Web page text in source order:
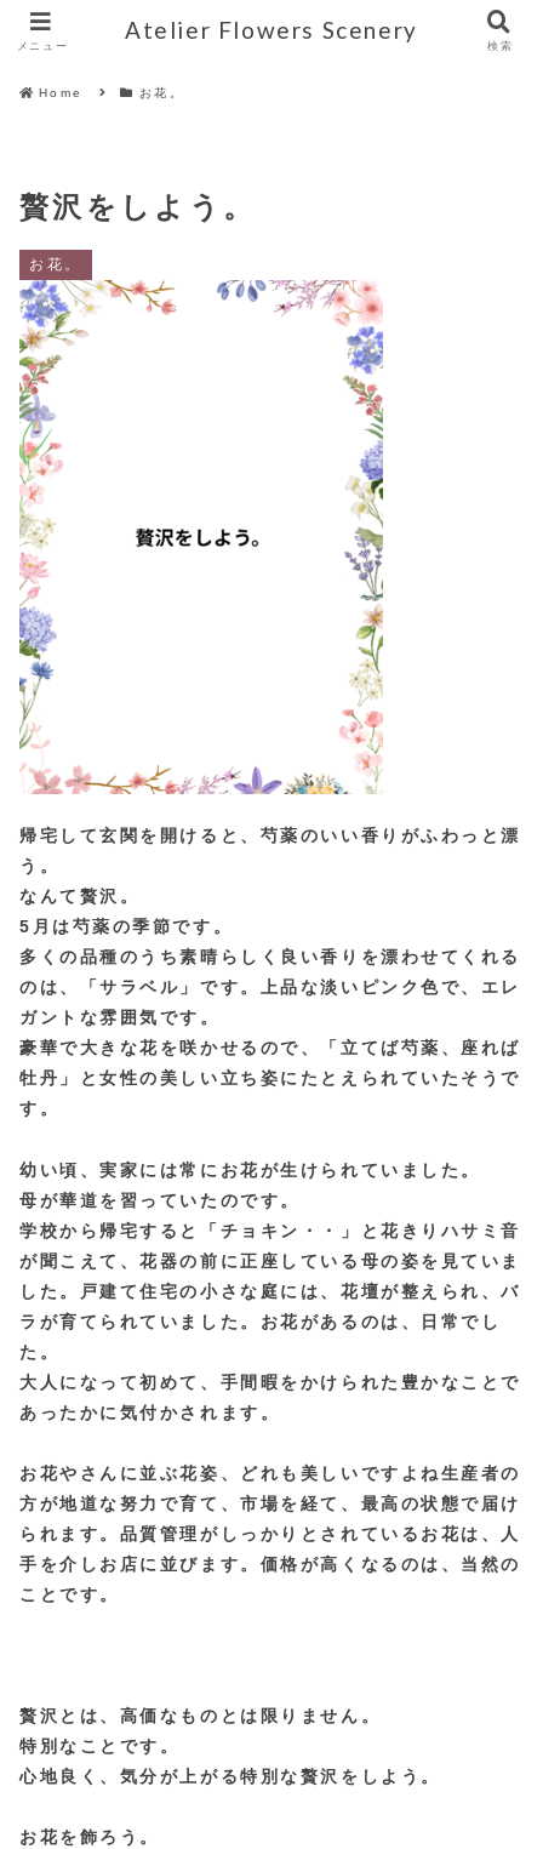
Home お花。
贅沢をしよう。
お花。
帰宅して玄関を開けると、芍薬のいい香りがふわっと漂
う。
なんて贅沢。
5月は芍薬の季節です。
多くの品種のうち素晴らしく良い香りを漂わせてくれる
のは、「サラベル」です。上品な淡いピンク色で、 エレ
ガントな雰囲気です。
豪華で大きな花を咲かせるので、「立てば芍薬、座れば
牡丹」と女性の美しい立ち姿にたとえられていたそうで
す。
幼い頃、実家には常にお花が生けられていました。
母が華道を習っていたのです。
学校から帰宅すると「チョキン・・」と花きりハサミ音
が聞こえて、花器の前に正座している母の姿を見ていま
した。戸建て住宅の小さな庭には、花壇が整えられ、バ
ラが育てられていました。お花があるのは、日常でし
た。
大人になって初めて、手間暇をかけられた豊かなことで
あったかに気付かされます。
お花やさんに並ぶ花姿、どれも美しいですよね生産者の
方が地道な努力で育て、市場を経て、最高の状態で届け
られます。 品質管理がしっかりとされているお花は、人
手を介しお店に並びます。価格が高くなるのは、当然の
ことです。
贅沢とは、高価なものとは限りません。
特別なことです。
心地良く、気分が上がる特別な贅沢をしよう。
お花を飾ろう。
メニュー
Atelier Flowers Scenery
検索